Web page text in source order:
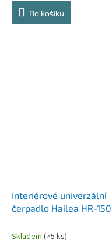
Do košíku
Interiérové univerzální
čerpadlo Hailea HR-
W, výtlak 1,8 m, váha
Skladem (>5 ks)